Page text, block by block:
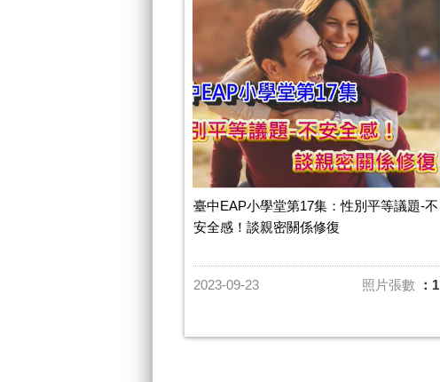
臺中EAP小學堂第17集：性別平等議題-不
安全感！談親密關係修復
2023-09-23 照片張數 ：1